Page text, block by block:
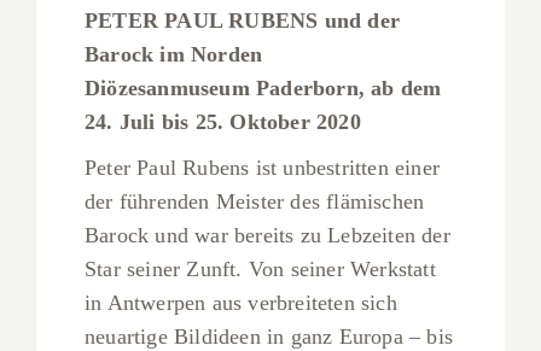
PETER PAUL RUBENS und der
Barock im Norden
Diözesanmuseum Paderborn, ab dem
24. Juli bis 25. Oktober 2020
Peter Paul Rubens ist unbestritten einer
der führenden Meister des flämischen
Barock und war bereits zu Lebzeiten der
Star seiner Zunft. Von seiner Werkstatt
in Antwerpen aus verbreiteten sich
neuartige Bildideen in ganz Europa – bis